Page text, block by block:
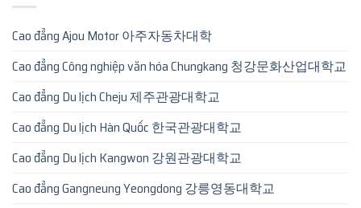
Cao đẳng Ajou Motor 아주자동차대학
Cao đẳng Công nghiệp văn hóa Chungkang 청강문화산업대학교
Cao đẳng Du lịch Cheju 제주관광대학교
Cao đẳng Du lịch Hàn Quốc 한국관광대학교
Cao đẳng Du lịch Kangwon 강원관광대학교
Cao đẳng Gangneung Yeongdong 강릉영동대학교